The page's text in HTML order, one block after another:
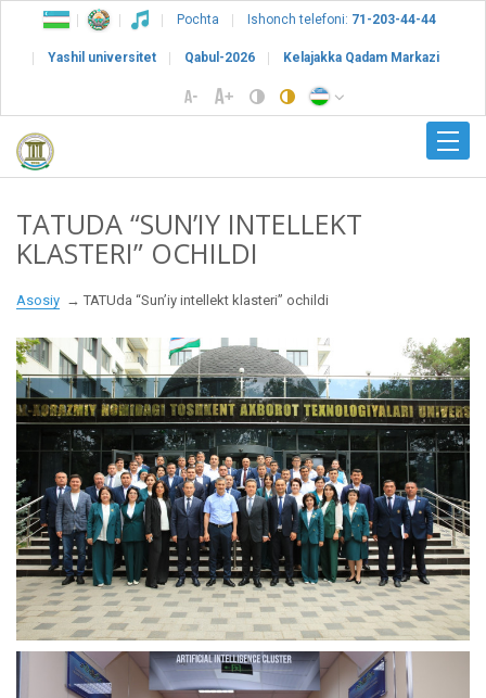
Pochta Ishonch telefoni: 71-203-44-44
Yashil universitet Qabul-2026 Kelajakka Qadam Markazi
TATUDA “SUN’IY INTELLEKT
KLASTERI” OCHILDI
Asosiy TATUda “Sun’iy intellekt klasteri” ochildi